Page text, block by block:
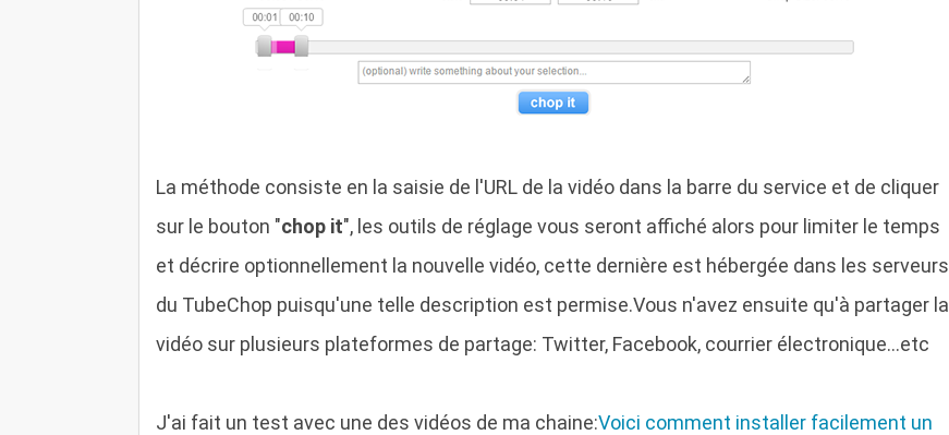
La méthode consiste en la saisie de l'URL de la vidéo dans la barre du service et de cliquer
sur le bouton "chop it", les outils de réglage vous seront affiché alors pour limiter le temps
et décrire optionnellement la nouvelle vidéo, cette dernière est hébergée dans les serveurs
du TubeChop puisqu'une telle description est permise.Vous n'avez ensuite qu'à partager la
vidéo sur plusieurs plateformes de partage: Twitter, Facebook, courrier électronique...etc
J'ai fait un test avec une des vidéos de ma chaine:Voici comment installer facilement un